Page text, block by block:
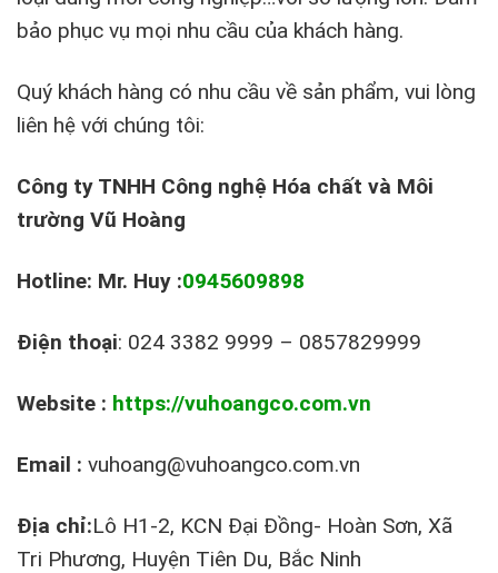
bảo phục vụ mọi nhu cầu của khách hàng.
Quý khách hàng có nhu cầu về sản phẩm, vui lòng
liên hệ với chúng tôi:
Công ty TNHH Công nghệ Hóa chất và Môi
trường Vũ Hoàng
Hotline: Mr. Huy :0945609898
Điện thoại: 024 3382 9999 – 0857829999
Website : https://vuhoangco.com.vn
Email : vuhoang@vuhoangco.com.vn
Địa chỉ:Lô H1-2, KCN Đại Đồng- Hoàn Sơn, Xã
Tri Phương, Huyện Tiên Du, Bắc Ninh